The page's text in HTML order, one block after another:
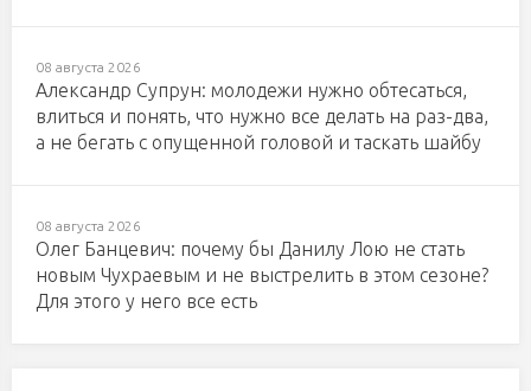
08 августа 2026
Александр Супрун: молодежи нужно обтесаться,
влиться и понять, что нужно все делать на раз-два,
а не бегать с опущенной головой и таскать шайбу
08 августа 2026
Олег Банцевич: почему бы Данилу Лою не стать
новым Чухраевым и не выстрелить в этом сезоне?
Для этого у него все есть